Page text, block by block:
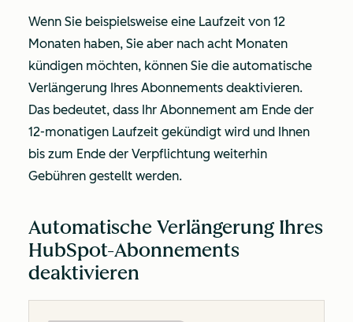
Wenn Sie beispielsweise eine Laufzeit von 12
Monaten haben, Sie aber nach acht Monaten
kündigen möchten, können Sie die automatische
Verlängerung Ihres Abonnements deaktivieren.
Das bedeutet, dass Ihr Abonnement am Ende der
12-monatigen Laufzeit gekündigt wird und Ihnen
bis zum Ende der Verpflichtung weiterhin
Gebühren gestellt werden.
Automatische Verlängerung Ihres
HubSpot-Abonnements
deaktivieren